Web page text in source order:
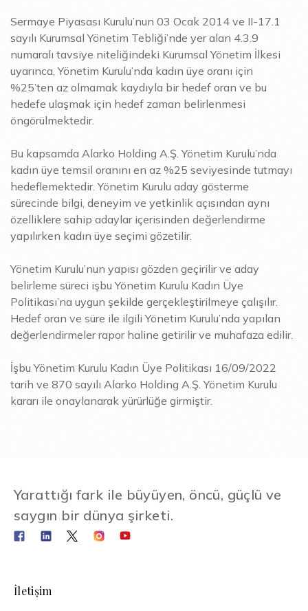
Sermaye Piyasası Kurulu’nun 03 Ocak 2014 ve II-17.1
sayılı Kurumsal Yönetim Tebliği’nde yer alan 4.3.9
numaralı tavsiye niteliğindeki Kurumsal Yönetim İlkesi
uyarınca, Yönetim Kurulu’nda kadın üye oranı için
%25’ten az olmamak kaydıyla bir hedef oran ve bu
hedefe ulaşmak için hedef zaman belirlenmesi
öngörülmektedir.
Bu kapsamda Alarko Holding A.Ş. Yönetim Kurulu’nda
kadın üye temsil oranını en az %25 seviyesinde tutmayı
hedeflemektedir. Yönetim Kurulu aday gösterme
sürecinde bilgi, deneyim ve yetkinlik açısından aynı
özelliklere sahip adaylar içerisinden değerlendirme
yapılırken kadın üye seçimi gözetilir.
Yönetim Kurulu’nun yapısı gözden geçirilir ve aday
belirleme süreci işbu Yönetim Kurulu Kadın Üye
Politikası’na uygun şekilde gerçekleştirilmeye çalışılır.
Hedef oran ve süre ile ilgili Yönetim Kurulu’nda yapılan
değerlendirmeler rapor haline getirilir ve muhafaza edilir.
İşbu Yönetim Kurulu Kadın Üye Politikası 16/09/2022
tarih ve 870 sayılı Alarko Holding A.Ş. Yönetim Kurulu
kararı ile onaylanarak yürürlüğe girmiştir.
Yarattığı fark ile büyüyen, öncü, güçlü ve
saygın bir dünya şirketi.
İletişim